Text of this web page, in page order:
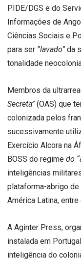
PIDE/DGS e do
Informações de
Ciências Sociais e
para ser “lavado” da
tonalidade
Membros da
Secreta” (OAS) que
colonizada pelos
sucessivamente
Exercício Alcora na
BOSS do regime do
inteligências
plataforma-abrigo de
América Latina, entre
A Aginter Press,
instalada em
inteligência do